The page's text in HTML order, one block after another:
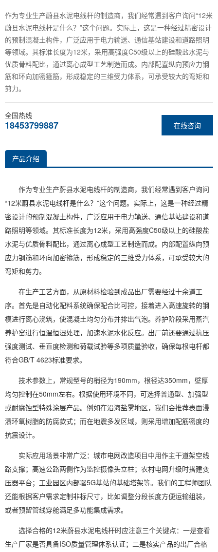
作为专业生产蔚县水泥电线杆的制造商，我们经常遇到客户询问“12米
蔚县水泥电线杆是什么？”这个问题。实际上，这是一种经过精密设计
的预制混凝土构件，广泛应用于电力输送、通信基站建设和道路照明
等领域。其标准长度为12米，采用高强度C50级以上的硅酸盐水泥与
优质骨料配比，通过离心成型工艺制造而成。内部配置纵向预应力钢
筋和环向加密箍筋，形成稳定的三维受力体系，可承受较大的弯矩和
剪力。
在线咨询
全国热线
18453799887
产品介绍
作为专业生产蔚县水泥电线杆的制造商，我们经常遇到客户询问
“12米蔚县水泥电线杆是什么？”这个问题。实际上，这是一种经过精
密设计的预制混凝土构件，广泛应用于电力输送、通信基站建设和道
路照明等领域。其标准长度为12米，采用高强度C50级以上的硅酸盐
水泥与优质骨料配比，通过离心成型工艺制造而成。内部配置纵向预
应力钢筋和环向加密箍筋，形成稳定的三维受力体系，可承受较大的
弯矩和剪力。
在生产工艺方面，从原材料检验到成品出厂需要经过十余道工
序。首先是自动化配料系统确保配合比可控，接着进入高速旋转的钢
模进行离心浇筑，使混凝土均匀分布并排出气泡。养护阶段采用蒸汽
养护窑进行恒温恒湿处理，加速水泥水化反应。出厂前还要通过抗压
强度测试、垂直度检测和荷载试验等多项质量验收，确保每根电杆都
符合GB/T 4623标准要求。
技术参数上，常规型号的梢径为190mm，根径达350mm，壁厚
均匀控制在50mm左右。根据使用环境不同，可选择普通型、加强型
或耐腐蚀型特殊涂层产品。例如在沿海盐雾地区，我们会推荐表面浸
渍环氧树脂的防腐款式；而在地震多发区域，则采用增加配筋密度的
抗震设计。
实际应用场景非常广泛：城市电网改造项目中用作主干道架空线
路支撑；高速公路两侧作为监控摄像头立柱；农村电网升级时搭建变
压器平台；工业园区内部署5G基站的基础塔架等。我们的工程师团队
还能根据客户需求定制非标尺寸，比如调整分段长度方便运输组装，
或者预留管线穿舱满足多功能集成需求。
选择合格的12米蔚县水泥电线杆时应注意三个关键点：一是查看
生产厂家是否具备ISO质量管理体系认证；二是核实产品的出厂合格